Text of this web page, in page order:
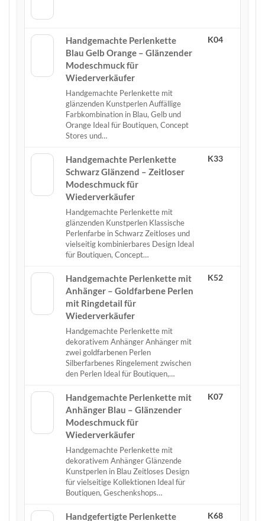
Handgemachte Perlenkette
Blau Gelb Orange – Glänzender
Modeschmuck für
Wiederverkäufer
Handgemachte Perlenkette mit
glänzenden Kunstperlen Auffällige
Farbkombination in Blau, Gelb und
Orange Ideal für Boutiquen, Concept
Stores und…
K04
Handgemachte Perlenkette
Schwarz Glänzend – Zeitloser
Modeschmuck für
Wiederverkäufer
Handgemachte Perlenkette mit
glänzenden Kunstperlen Klassische
Perlenfarbe in Schwarz Zeitloses und
vielseitig kombinierbares Design Ideal
für Boutiquen, Concept…
K33
Handgemachte Perlenkette mit
Anhänger – Goldfarbene Perlen
mit Ringdetail für
Wiederverkäufer
Handgemachte Perlenkette mit
dekorativem Anhänger Anhänger mit
zwei goldfarbenen Perlen
Silberfarbenes Ringelement zwischen
den Perlen Ideal für Boutiquen,…
K52
Handgemachte Perlenkette mit
Anhänger Blau – Glänzender
Modeschmuck für
Wiederverkäufer
Handgemachte Perlenkette mit
dekorativem Anhänger Glänzende
Kunstperlen in Blau Zeitloses Design
für vielseitige Kollektionen Ideal für
Boutiquen, Geschenkshops…
K07
Handgefertigte Perlenkette K68